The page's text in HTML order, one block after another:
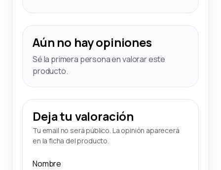
Aún no hay opiniones
Sé la primera persona en valorar este
producto.
Deja tu valoración
Tu email no será público. La opinión aparecerá
en la ficha del producto.
Nombre